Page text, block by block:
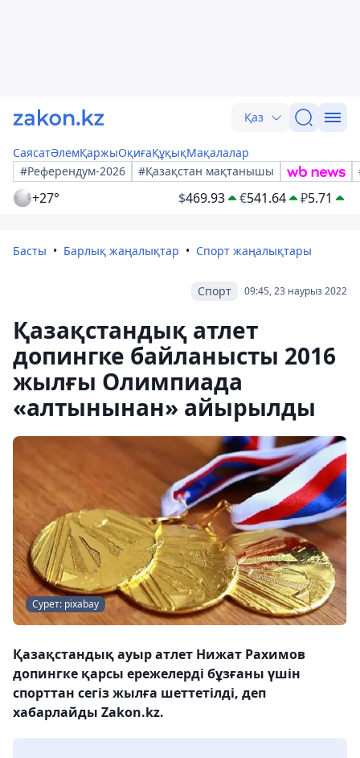
Қаз
СаясатӘлемҚаржыОқиғаҚұқықМақалалар
#Референдум-2026
#Қазақстан мақтанышы
+27° $469.93 €541.64 ₽5.71
Басты Барлық жаңалықтар Спорт жаңалықтары
09:45, 23 наурыз 2022
Спорт
Қазақстандық атлет
допингке байланысты 2016
жылғы Олимпиада
«алтынынан» айырылды
Сурет: pixabay
Қазақстандық ауыр атлет Нижат Рахимов
допингке қарсы ережелерді бұзғаны үшін
спорттан сегіз жылға шеттетілді, деп
хабарлайды Zakon.kz.